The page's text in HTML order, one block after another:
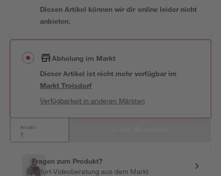
Diesen Artikel können wir dir online leider nicht
anbieten.
Abholung im Markt
Dieser Artikel ist nicht mehr verfügbar im
MarktTroisdorf
Verfügbarkeit in anderen Märkten
Anzahl:
Fragen zum Produkt?
Sofort-Videoberatung aus dem Markt